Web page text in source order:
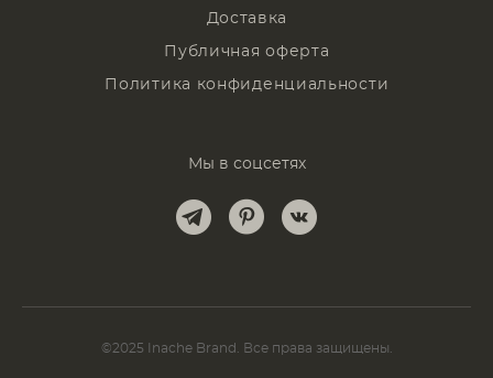
Доставка
Публичная оферта
Политика конфиденциальности
Мы в соцсетях
©2025 Inache Brand. Все права защищены.